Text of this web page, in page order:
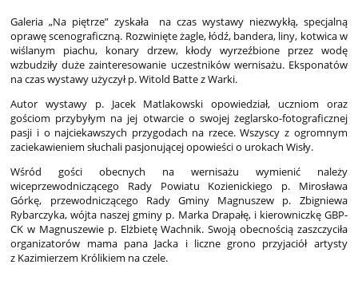
Galeria „Na piętrze” zyskała na czas wystawy niezwykłą, specjalną
oprawę scenograficzną. Rozwinięte żagle, łódź, bandera, liny, kotwica w
wiślanym piachu, konary drzew, kłody wyrzeźbione przez wodę
wzbudziły duże zainteresowanie uczestników wernisażu. Eksponatów
na czas wystawy użyczył p. Witold Batte z Warki.
Autor wystawy p. Jacek Matlakowski opowiedział, uczniom oraz
gościom przybyłym na jej otwarcie o swojej żeglarsko-fotograficznej
pasji i o najciekawszych przygodach na rzece. Wszyscy z ogromnym
zaciekawieniem słuchali pasjonującej opowieści o urokach Wisły.
Wśród gości obecnych na wernisażu wymienić należy
wiceprzewodniczącego Rady Powiatu Kozienickiego p. Mirosława
Górkę, przewodniczącego Rady Gminy Magnuszew p. Zbigniewa
Rybarczyka, wójta naszej gminy p. Marka Drapałę, i kierowniczkę GBP-
CK w Magnuszewie p. Elżbietę Wachnik. Swoją obecnością zaszczyciła
organizatorów mama pana Jacka i liczne grono przyjaciół artysty
z Kazimierzem Królikiem na czele.